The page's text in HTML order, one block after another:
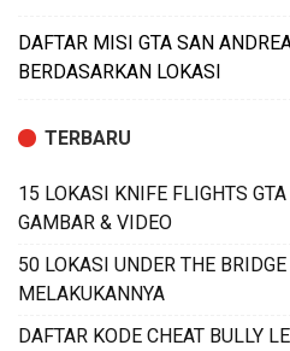
DAFTAR MISI GTA SAN
BERDASARKAN LOKASI
TERBARU
15 LOKASI KNIFE FLIGHTS
GAMBAR & VIDEO
50 LOKASI UNDER THE
MELAKUKANNYA
DAFTAR KODE CHEAT BULLY